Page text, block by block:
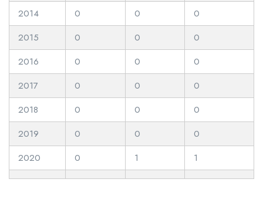
2014
0 0
0
2015
0 0
0
2016
0 0
0
2017
0 0
0
2018
0 0
0
2019
0 0
0
2020
0 1 1